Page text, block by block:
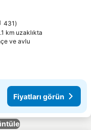
ekle
431
km uzaklıkta
ve avlu
Fiyatları görün